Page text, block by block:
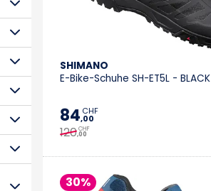
SHIMANO
E-Bike-Schuhe SH-ET5L - BLACK
84,00
CHF
120,00
CHF
30%